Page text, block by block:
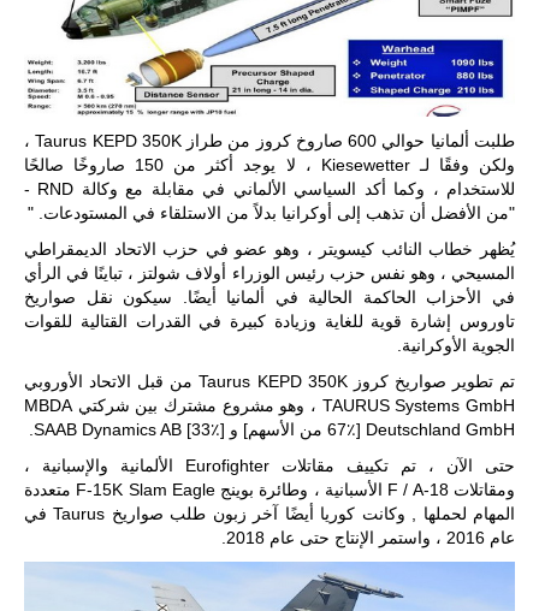
طلبت ألمانيا حوالي 600 صاروخ كروز من طراز Taurus KEPD 350K ،
ولكن وفقًا لـ Kiesewetter ، لا يوجد أكثر من 150 صاروخًا صالحًا
للاستخدام ، وكما أكد السياسي الألماني في مقابلة مع وكالة RND -
"من الأفضل أن تذهب إلى أوكرانيا بدلاً من الاستلقاء في المستودعات. "
يُظهر خطاب النائب كيسويتر ، وهو عضو في حزب الاتحاد الديمقراطي
المسيحي ، وهو نفس حزب رئيس الوزراء أولاف شولتز ، تباينًا في الرأي
في الأحزاب الحاكمة الحالية في ألمانيا أيضًا. سيكون نقل صواريخ
تاوروس إشارة قوية للغاية وزيادة كبيرة في القدرات القتالية للقوات
الجوية الأوكرانية.
تم تطوير صواريخ كروز Taurus KEPD 350K من قبل الاتحاد الأوروبي
TAURUS Systems GmbH ، وهو مشروع مشترك بين شركتي MBDA
Deutschland GmbH [67٪ من الأسهم] و SAAB Dynamics AB [33٪].
حتى الآن ، تم تكييف مقاتلات Eurofighter الألمانية والإسبانية ،
ومقاتلات F / A-18 الأسبانية ، وطائرة بوينج F-15K Slam Eagle متعددة
المهام لحملها , وكانت كوريا أيضًا آخر زبون طلب صواريخ Taurus في
عام 2016 ، واستمر الإنتاج حتى عام 2018.